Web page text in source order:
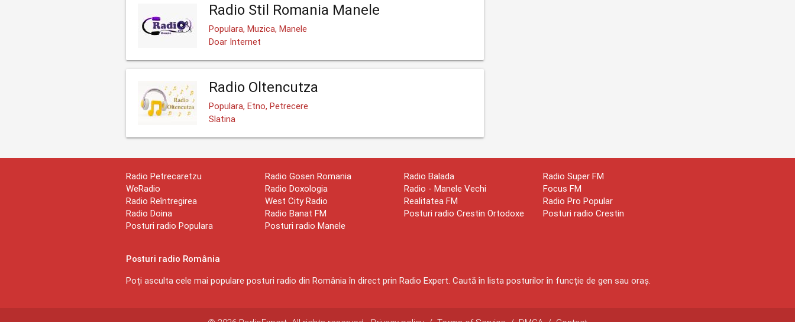
Radio Stil Romania Manele
Populara, Muzica, Manele
Doar Internet
Radio Oltencutza
Populara, Etno, Petrecere
Slatina
Radio Petrecaretzu
WeRadio
Radio Reîntregirea
Radio Doina
Posturi radio Populara
Radio Gosen Romania
Radio Doxologia
West City Radio
Radio Banat FM
Posturi radio Manele
Radio Balada
Radio - Manele Vechi
Realitatea FM
Posturi radio Crestin Ortodoxe
Radio Super FM
Focus FM
Radio Pro Popular
Posturi radio Crestin
Posturi radio România
Poți asculta cele mai populare posturi radio din România în direct prin Radio Expert. Caută în lista posturilor în funcție de gen sau oraș.